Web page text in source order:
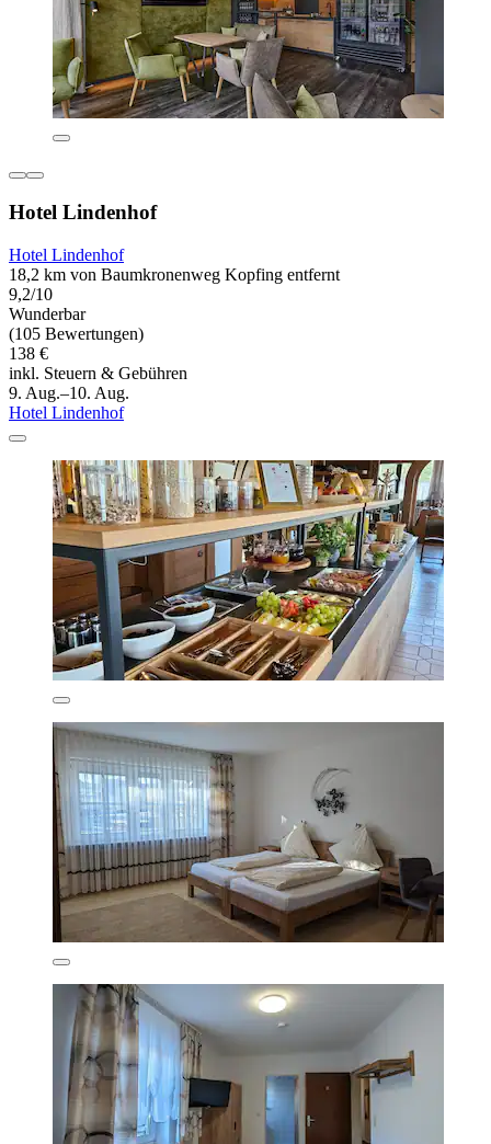
Hotel Lindenhof
Hotel Lindenhof
18,2 km von Baumkronenweg Kopfing entfernt
9,2/10
Wunderbar
(105 Bewertungen)
138 €
inkl. Steuern & Gebühren
9. Aug.–10. Aug.
Hotel Lindenhof